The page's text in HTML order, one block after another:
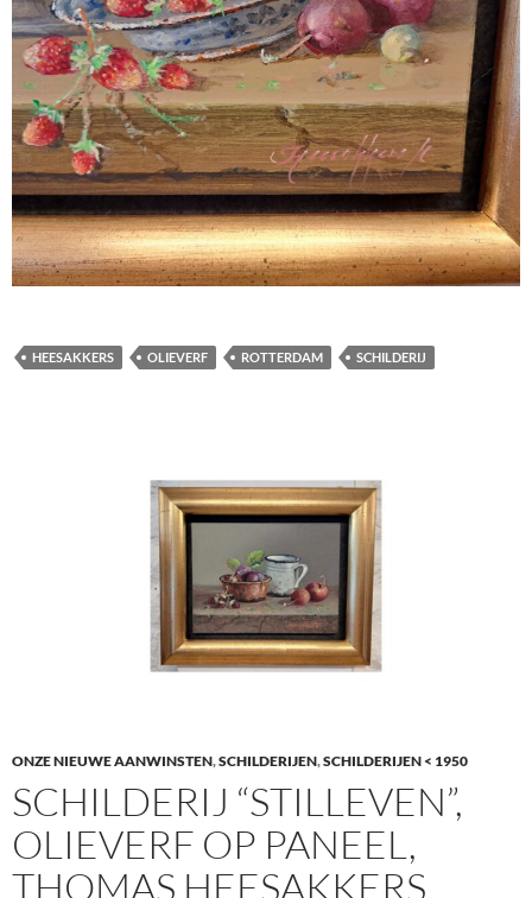
HEESAKKERS OLIEVERF ROTTERDAM SCHILDERIJ
ONZE NIEUWE AANWINSTEN,SCHILDERIJEN,SCHILDERIJEN < 1950
SCHILDERIJ “STILLEVEN”,
OLIEVERF OP PANEEL,
THOMAS HEESAKKERS,